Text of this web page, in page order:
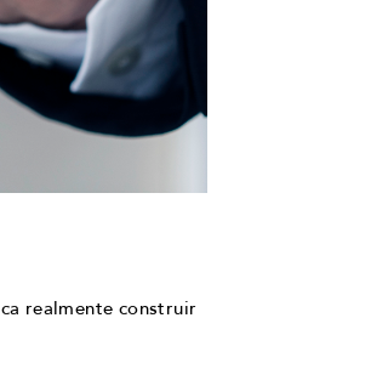
realmente construir